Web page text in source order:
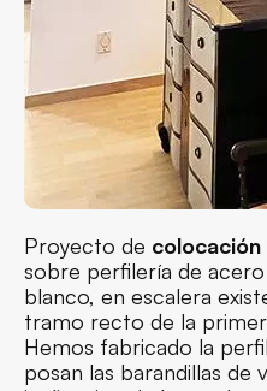
Proyecto de
sobre perfilería de
blanco, en escalera
tramo recto de la
Hemos fabricado la
posan las barandillas de